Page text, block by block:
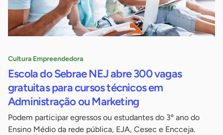
Cultura Empreendedora
Escola do Sebrae NEJ abre 300 vagas
gratuitas para cursos técnicos em
Administração ou Marketing
Podem participar egressos ou estudantes do 3º ano do
Ensino Médio da rede pública, EJA, Cesec e Encceja.